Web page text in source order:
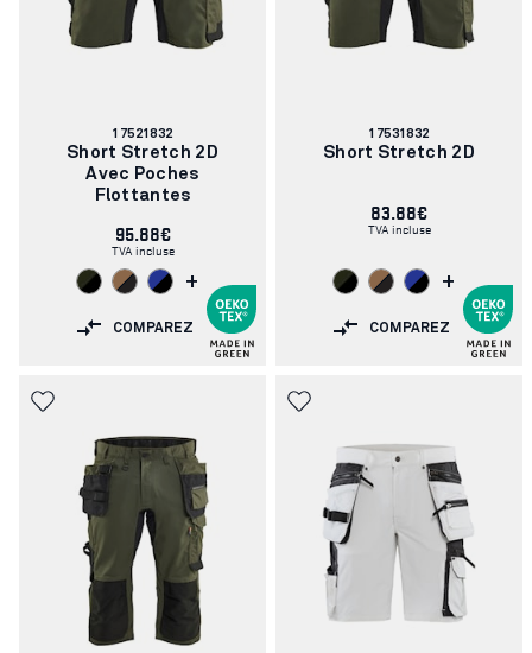
Numéro
d'article:
17521832
Short Stretch 2D
Avec Poches
Flottantes
95.88€
TVA incluse
+
COMPAREZ
Numéro
d'article:
17531832
Short Stretch 2D
83.88€
TVA incluse
+
COMPAREZ